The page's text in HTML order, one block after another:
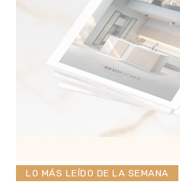
LO MÁS LEÍDO DE LA SEMANA